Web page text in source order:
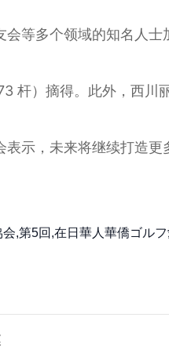
等多个领域的知名人士
杆）摘得。此外，西川
示，未来将继续打造更
,第5回,在日華人華僑ゴル